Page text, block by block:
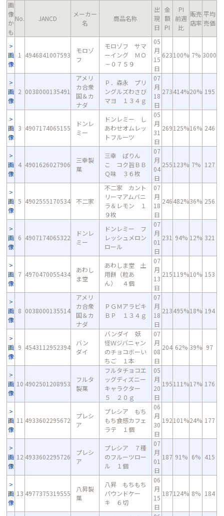
画
像
か
も
No. JANCD
メーカー
名
商品名称
出
現
日
金
額
PI
PI
前週
比
販売
店率
平均
売価
画
像
1 4946841007593
モロゾ
フ
モロゾフ サマ
ーイング ＭＯ
－０７５９
05
月
15
日
623100% 7% 3000
画
像
2 0038000135491
アメリ
カ合衆
国＆カ
ナダ
Ｐ．森永 プリ
ングルズわさび
マヨ １３４ｇ
07
月
18
日
273414%20% 195
画
像
3 4907174065155
ドンレ
ミー
ドンレミー し
あわせオムレッ
トフルーツ
05
月
31
日
269125%16% 246
画
像
4 4901626027906
三幸製
菓
三幸 ぱりん
こ コク旨ＢＢ
Ｑ味 ３６枚
07
月
04
日
255123% 7% 127
画
像
5 4902555170534 不二家
不二家 カント
リーマアムバニ
ラ＆レモン １
９枚
07
月
18
日
246482%36% 256
画
像
6 4907174065322
ドンレ
ミー
ドンレミー フ
レッシュメロン
ロール
07
月
01
日
231 94% 12% 321
画
像
7 4970470055434
あわし
ま堂
あわしま堂 土
用餅（粒あ
ん） ４個
07
月
13
日
215119%10% 153
画
像
8 0038000135514
アメリ
カ合衆
国＆カ
ナダ
ＰＧＭアラビキ
ＢＰ １３４ｇ
07
月
18
日
213495%18% 194
画
像
9 4543112952394
バン
ダイ
バンダイ 妖
怪Ｗジバニャン
のチョコボーい
ちご １本
07
月
08
日
204 62% 39% 97
画
像
10 4902501208953
フルタ
製菓
フルタチョコエ
ッグディズニー
キャラクター
５ ２０ｇ
05
月
20
日
195111%17% 176
画
像
11 4933602295672
プレシ
ア
プレシア もち
もち食感カフェ
ラテ １個
06
月
30
日
192101%24% 177
画
像
12 4933602295726
プレシ
ア
プレシア ７種
のフルーツロー
ル １個
07
月
01
日
187 91% 6% 415
画
像
13 4977375319555
八昇製
菓
八昇 もちもち
パウンドケー
キ ６切
06
月
15
日
187124% 8% 184